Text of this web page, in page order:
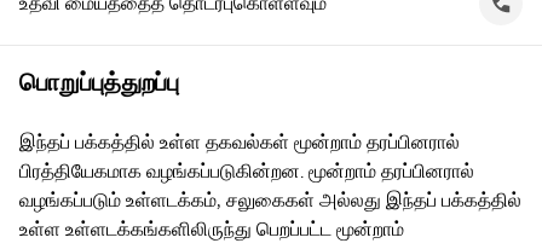
பொறுப்புத்துறப்பு
இந்தப் பக்கத்தில் உள்ள தகவல்கள் மூன்றாம் தரப்பினரால்
பிரத்தியேகமாக வழங்கப்படுகின்றன. மூன்றாம் தரப்பினரால்
வழங்கப்படும் உள்ளடக்கம், சலுகைகள் அல்லது இந்தப் பக்கத்தில்
உள்ள உள்ளடக்கங்களிலிருந்து பெறப்பட்ட மூன்றாம்